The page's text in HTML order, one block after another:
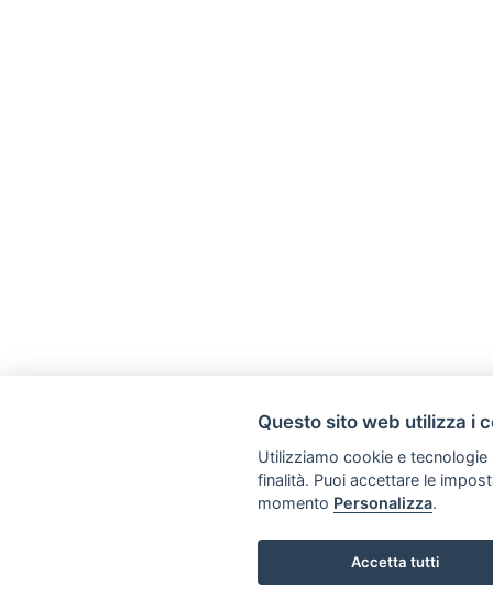
Questo sito web utilizza i
Utilizziamo cookie e
finalità. Puoi accettare le
momento Personalizza.
Accetta tutti